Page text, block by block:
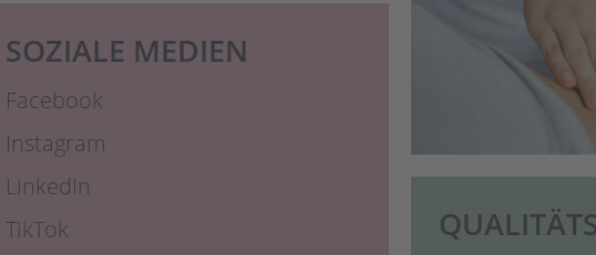
SOZIALE MEDIEN
Facebook
Instagram
LinkedIn
TikTok